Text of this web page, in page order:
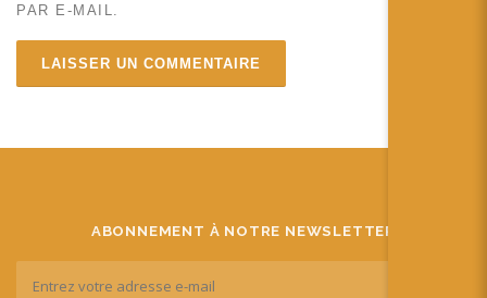
PAR E-MAIL.
ABONNEMENT À NOTRE NEWSLETTER